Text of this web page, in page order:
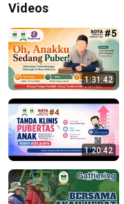
Videos
1:31:42
1:20:42